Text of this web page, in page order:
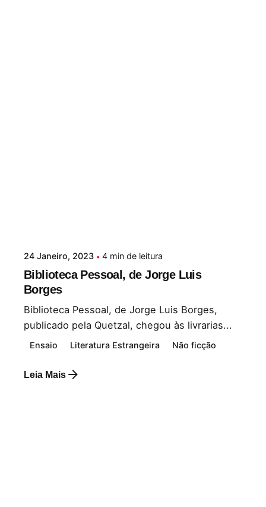
24 Janeiro, 2023 4 min de leitura
Biblioteca Pessoal, de Jorge Luis
Borges
Biblioteca Pessoal, de Jorge Luis Borges,
publicado pela Quetzal, chegou às livrarias...
Ensaio Literatura Estrangeira Não ficção
Leia Mais